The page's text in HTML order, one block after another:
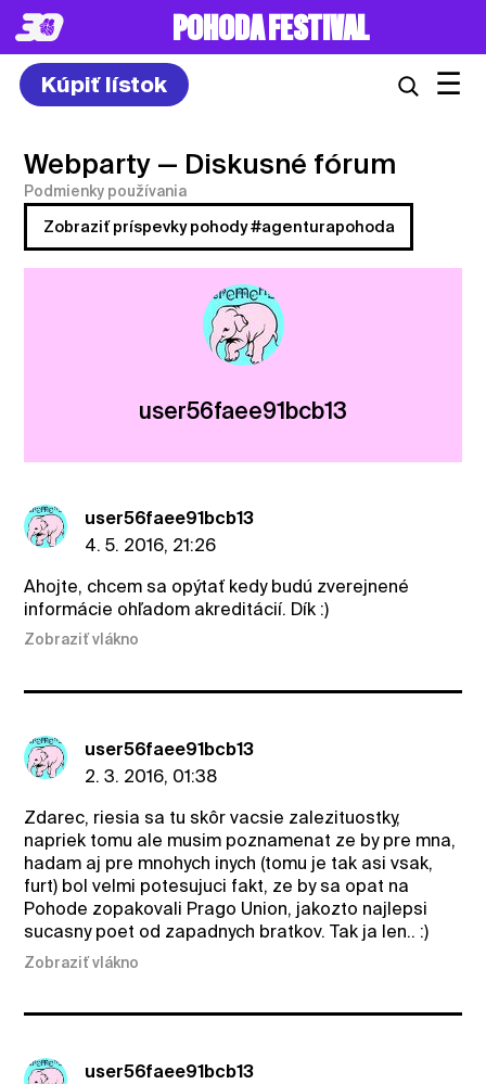
POHODA FESTIVAL
Kúpiť lístok ☰
Webparty — Diskusné fórum
Podmienky používania
Zobraziť príspevky pohody #agenturapohoda
user56faee91bcb13
user56faee91bcb13
4. 5. 2016, 21:26
Ahojte, chcem sa opýtať kedy budú zverejnené
informácie ohľadom akreditácií. Dík :)
Zobraziť vlákno
user56faee91bcb13
2. 3. 2016, 01:38
Zdarec, riesia sa tu skôr vacsie zalezituostky,
napriek tomu ale musim poznamenat ze by pre mna,
hadam aj pre mnohych inych (tomu je tak asi vsak,
furt) bol velmi potesujuci fakt, ze by sa opat na
Pohode zopakovali Prago Union, jakozto najlepsi
sucasny poet od zapadnych bratkov. Tak ja len.. :)
Zobraziť vlákno
user56faee91bcb13